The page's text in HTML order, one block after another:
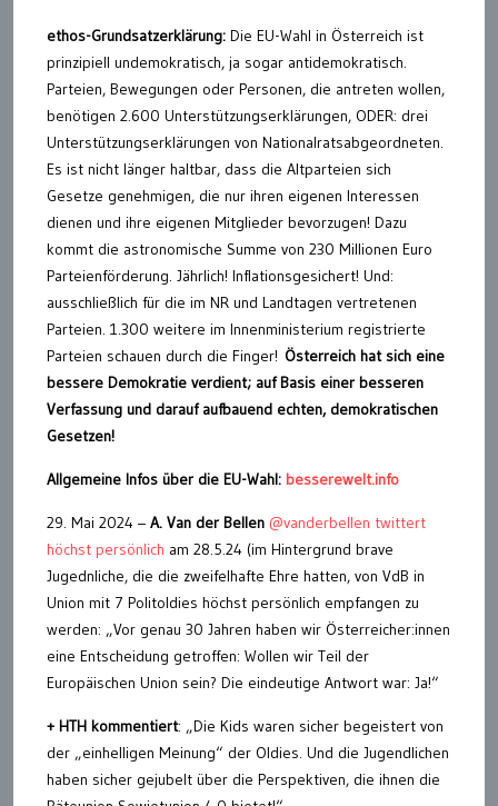
ethos-Grundsatzerklärung: Die EU-Wahl in Österreich ist
prinzipiell undemokratisch, ja sogar antidemokratisch.
Parteien, Bewegungen oder Personen, die antreten wollen,
benötigen 2.600 Unterstützungserklärungen, ODER: drei
Unterstützungserklärungen von Nationalratsabgeordneten.
Es ist nicht länger haltbar, dass die Altparteien sich
Gesetze genehmigen, die nur ihren eigenen Interessen
dienen und ihre eigenen Mitglieder bevorzugen! Dazu
kommt die astronomische Summe von 230 Millionen Euro
Parteienförderung. Jährlich! Inflationsgesichert! Und:
ausschließlich für die im NR und Landtagen vertretenen
Parteien. 1.300 weitere im Innenministerium registrierte
Parteien schauen durch die Finger! Österreich hat sich eine
bessere Demokratie verdient; auf Basis einer besseren
Verfassung und darauf aufbauend echten, demokratischen
Gesetzen!
Allgemeine Infos über die EU-Wahl: besserewelt.info
29. Mai 2024 – A. Van der Bellen @vanderbellen twittert
höchst persönlich am 28.5.24 (im Hintergrund brave
Jugednliche, die die zweifelhafte Ehre hatten, von VdB in
Union mit 7 Politoldies höchst persönlich empfangen zu
werden: „Vor genau 30 Jahren haben wir Österreicher:innen
eine Entscheidung getroffen: Wollen wir Teil der
Europäischen Union sein? Die eindeutige Antwort war: Ja!“
+ HTH kommentiert: „Die Kids waren sicher begeistert von
der „einhelligen Meinung“ der Oldies. Und die Jugendlichen
haben sicher gejubelt über die Perspektiven, die ihnen die